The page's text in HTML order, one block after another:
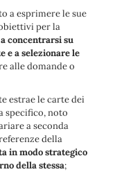
a esprimere le sue
per la
concentrarsi su
e a selezionare le
alle domande o
estrae le carte dei
specifico, noto
a seconda
della
in modo strategico
della stessa;